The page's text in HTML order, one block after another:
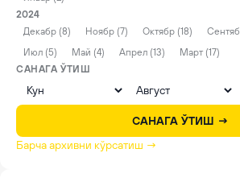
2024
Декабр (8)
Ноябр (7) Октябр (18)
Июл (5)
Май (4) Апрел (13)
Март (17)
САНАГА ЎТИШ
САНАГА ЎТИШ →
Барча архивни кўрсатиш →